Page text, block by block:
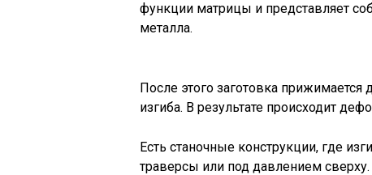
функции матрицы и представляет
металла.
После этого заготовка
изгиба. В результате происходит
Есть станочные конструкции, где
траверсы или под давлением